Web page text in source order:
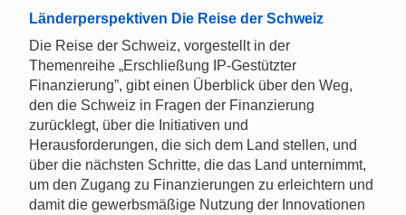
Länderperspektiven Die Reise der Schweiz
Die Reise der Schweiz, vorgestellt in der
Themenreihe „Erschließung IP-Gestützter
Finanzierung”, gibt einen Überblick über den Weg,
den die Schweiz in Fragen der Finanzierung
zurücklegt, über die Initiativen und
Herausforderungen, die sich dem Land stellen, und
über die nächsten Schritte, die das Land unternimmt,
um den Zugang zu Finanzierungen zu erleichtern und
damit die gewerbsmäßige Nutzung der Innovationen